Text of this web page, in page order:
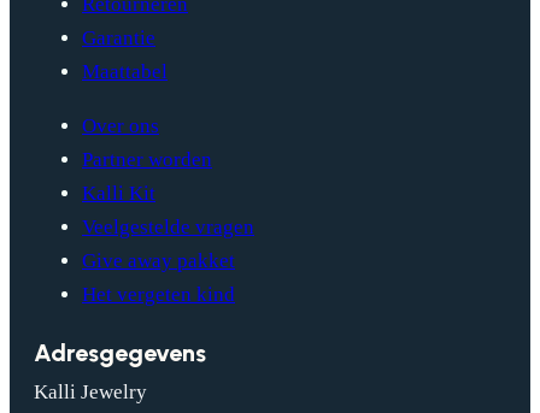
Retourneren
Garantie
Maattabel
Over ons
Partner worden
Kalli Kit
Veelgestelde vragen
Give away pakket
Het vergeten kind
Adresgegevens
Kalli Jewelry